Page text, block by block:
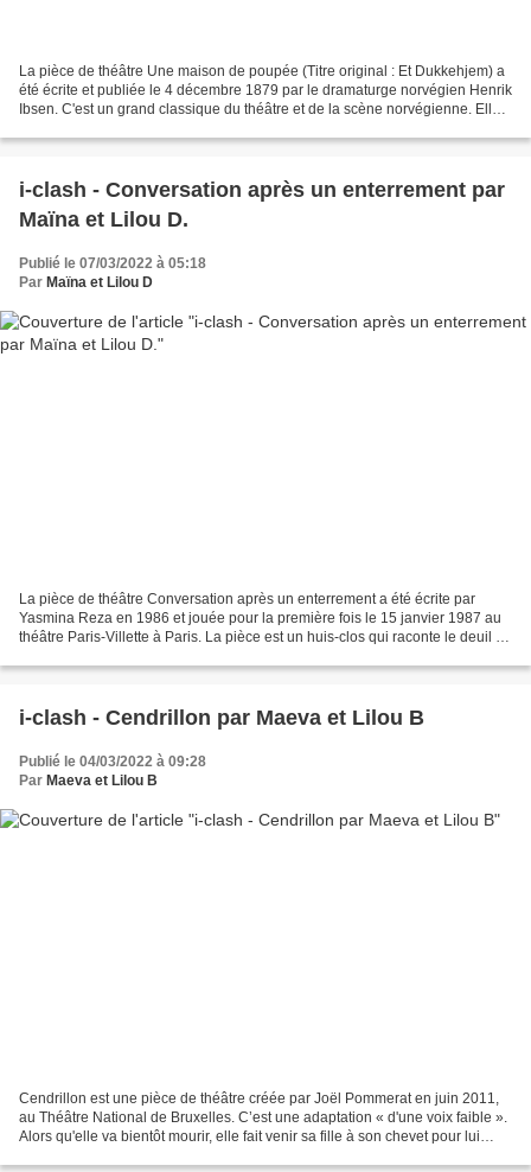
La pièce de théâtre Une maison de poupée (Titre original : Et Dukkehjem) a
été écrite et publiée le 4 décembre 1879 par le dramaturge norvégien Henrik
Ibsen. C'est un grand classique du théâtre et de la scène norvégienne. Elle a
i-clash - Conversation après un enterrement par
Maïna et Lilou D.
Publié le 07/03/2022 à 05:18
Par Maïna et Lilou D
La pièce de théâtre Conversation après un enterrement a été écrite par
Yasmina Reza en 1986 et jouée pour la première fois le 15 janvier 1987 au
théâtre Paris-Villette à Paris. La pièce est un huis-clos qui raconte le deuil de
i-clash - Cendrillon par Maeva et Lilou B
Publié le 04/03/2022 à 09:28
Par Maeva et Lilou B
Cendrillon est une pièce de théâtre créée par Joël Pommerat en juin 2011,
au Théâtre National de Bruxelles. C’est une adaptation « d'une voix faible ».
Alors qu'elle va bientôt mourir, elle fait venir sa fille à son chevet pour lui